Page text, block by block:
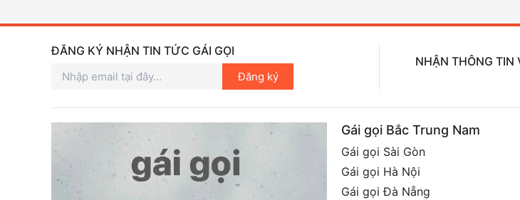
ĐĂNG KÝ NHẬN TIN TỨC GÁI GỌI
Đăng ký
NHẬN THÔNG TIN
Gái gọi Bắc Trung Nam
Gái gọi Sài Gòn
Gái gọi Hà Nội
Gái gọi Đà Nẵng